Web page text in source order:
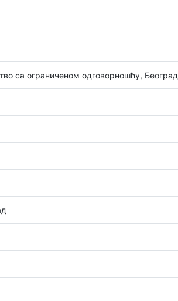
са ограниченом одговорношћу, Београд